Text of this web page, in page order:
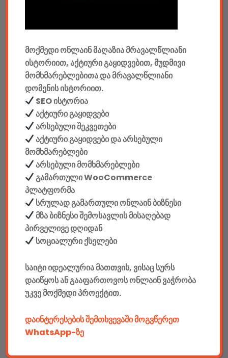
ელემენტები
აკკუმულატორები
კაბელები & დამტენები
დისკები
ჩანთები
სეიფები
კონსტრუქტორები
კომპიუტერები & აქსესუარები
კამერები & აქსესუარები
მოქმედი ონლაინ მაღაზია მრავალწლიანი
ისტორიით, აქტიური გაყიდვებით, მუდმივი
მომხმარებლებითა და მრავალწლიანი
დომენის ისტორიით.
SEO ისტორია
აქტიური გაყიდვები
არსებული შეკვეთები
აქტიური გაყიდვები და არსებული
მომხმარებლები
არსებული მომხმარებლები
გამართული WooCommerce
პლატფორმა
სრულად გამართული ონლაინ ბიზნესი
მზა ბიზნესი შემოსავლის მისაღებად
პირველივე დღიდან
სოციალური ქსელები
საიტი იდეალურია მათთვის, ვისაც სურს
დაიწყოს ან გააფართოვოს ონლაინ ვაჭრობა
უკვე მოქმედი პროექტით.
დაინტერესების შემთხვევაში მოგვწერეთ
WhatsApp-ზე